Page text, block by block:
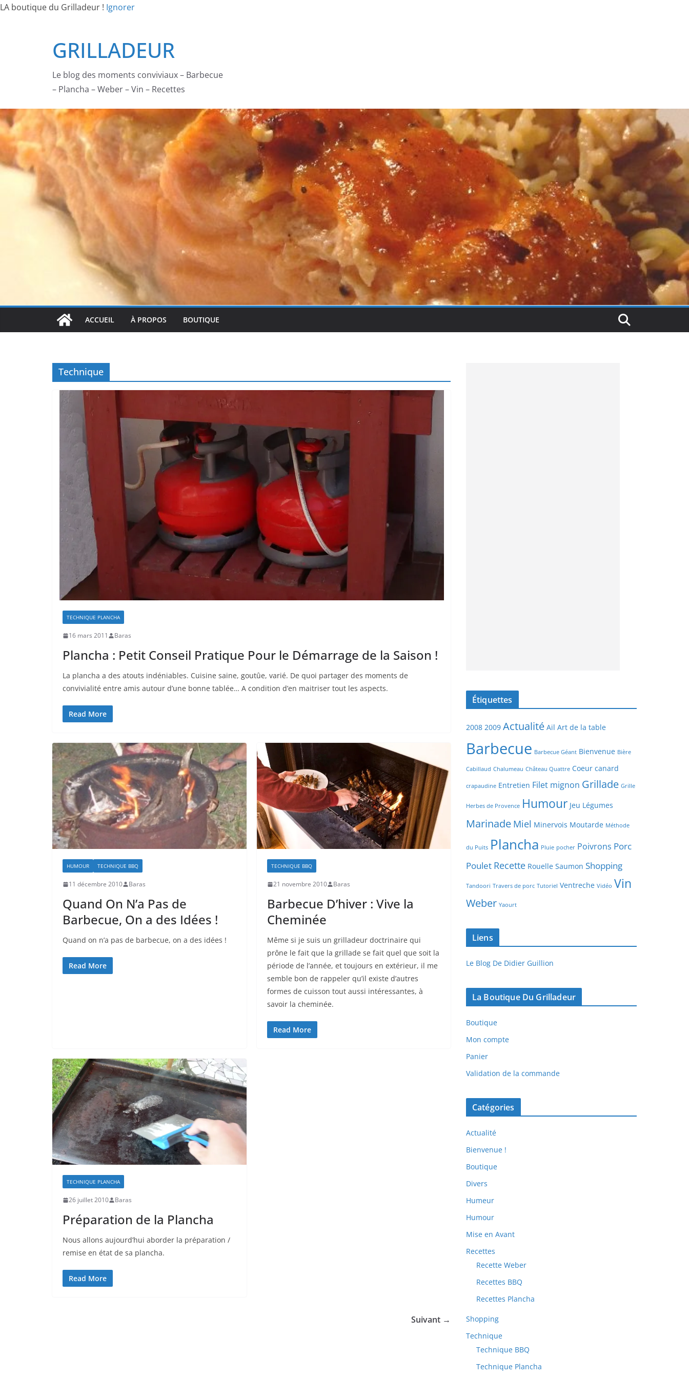
LA boutique du Grilladeur ! Ignorer
GRILLADEUR
Le blog des moments conviviaux – Barbecue
– Plancha – Weber – Vin – Recettes
ACCUEIL À PROPOS BOUTIQUE
Technique
TECHNIQUE PLANCHA
16 mars 2011 Baras
Plancha : Petit Conseil Pratique Pour le Démarrage de la Saison !
La plancha a des atouts indéniables. Cuisine saine, goutûe, varié. De quoi partager des moments de
convivialité entre amis autour d’une bonne tablée… A condition d’en maitriser tout les aspects.
Read More
HUMOUR TECHNIQUE BBQ
11 décembre 2010 Baras
Quand On N’a Pas de
Barbecue, On a des Idées !
Quand on n’a pas de barbecue, on a des idées !
Read More
TECHNIQUE BBQ
21 novembre 2010 Baras
Barbecue D’hiver : Vive la
Cheminée
Même si je suis un grilladeur doctrinaire qui
prône le fait que la grillade se fait quel que soit la
période de l’année, et toujours en extérieur, il me
semble bon de rappeler qu’il existe d’autres
formes de cuisson tout aussi intéressantes, à
savoir la cheminée.
Read More
TECHNIQUE PLANCHA
26 juillet 2010 Baras
Préparation de la Plancha
Nous allons aujourd’hui aborder la préparation /
remise en état de sa plancha.
Read More
Suivant →
Étiquettes
2008 2009 Actualité Ail Art de la table
Barbecue Barbecue Géant Bienvenue Bière
Cabillaud Chalumeau Château Quattre Coeur canard
crapaudine Entretien Filet mignon Grillade Grille
Herbes de Provence Humour Jeu Légumes
Marinade Miel Minervois Moutarde Méthode
du Puits Plancha Pluie pocher Poivrons Porc
Poulet Recette Rouelle Saumon Shopping
Tandoori Travers de porc Tutoriel Ventreche Vidéo Vin
Weber Yaourt
Liens
Le Blog De Didier Guillion
La Boutique Du Grilladeur
Boutique
Mon compte
Panier
Validation de la commande
Catégories
Actualité
Bienvenue !
Boutique
Divers
Humeur
Humour
Mise en Avant
Recettes
Recette Weber
Recettes BBQ
Recettes Plancha
Shopping
Technique
Technique BBQ
Technique Plancha